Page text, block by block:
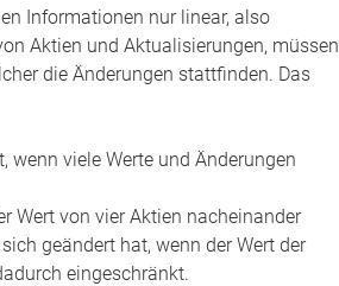
Informationen nur linear, also
Aktien und Aktualisierungen, müssen
die Änderungen stattfinden. Das
viele Werte und Änderungen
Wert von vier Aktien nacheinander
geändert hat, wenn der Wert der
eingeschränkt.